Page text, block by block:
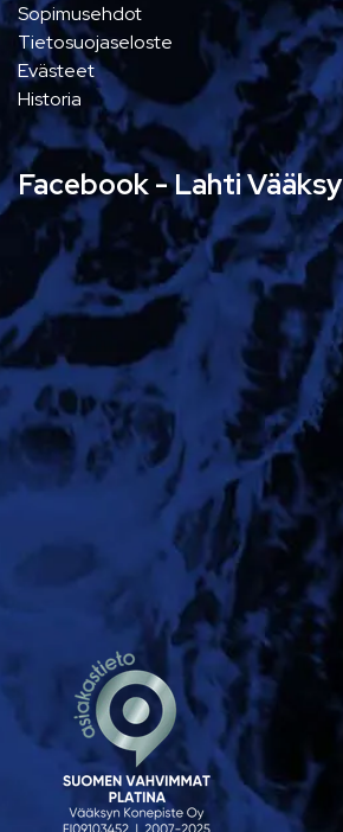
Sopimusehdot
Tietosuojaseloste
Evästeet
Historia
Facebook - Lahti Vääksy